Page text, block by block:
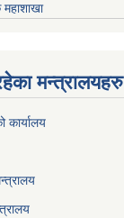
मन्त्रालयहरु
कार्यालय